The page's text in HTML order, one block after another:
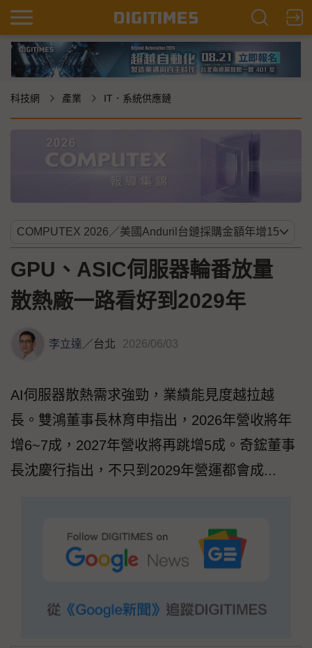
科技網 產業 IT．系統供應鏈
GPU、ASIC伺服器輪番放量
散熱廠一路看好到2029年
李立達 ／台北 2026/06/03
AI伺服器散熱需求強勁，業績能見度越拉越
長。雙鴻董事長林育申指出，2026年營收將年
增6~7成，2027年營收將再跳增5成。奇鋐董事
長沈慶行指出，不只到2029年營運都會成...